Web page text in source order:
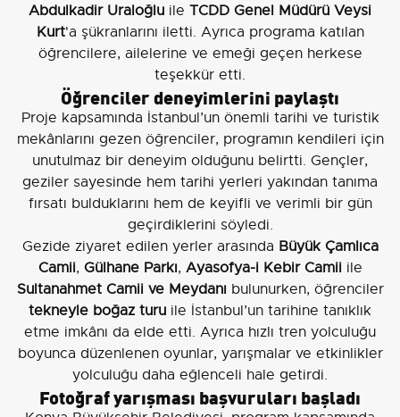
Abdulkadir Uraloğlu ile TCDD Genel Müdürü Veysi
Kurt'a şükranlarını iletti. Ayrıca programa katılan
öğrencilere, ailelerine ve emeği geçen herkese
teşekkür etti.
Öğrenciler deneyimlerini paylaştı
Proje kapsamında İstanbul’un önemli tarihi ve turistik
mekânlarını gezen öğrenciler, programın kendileri için
unutulmaz bir deneyim olduğunu belirtti. Gençler,
geziler sayesinde hem tarihi yerleri yakından tanıma
fırsatı bulduklarını hem de keyifli ve verimli bir gün
geçirdiklerini söyledi.
Gezide ziyaret edilen yerler arasında Büyük Çamlıca
Camii, Gülhane Parkı, Ayasofya-i Kebir Camiiile
Sultanahmet Camii ve Meydanı bulunurken, öğrenciler
tekneyle boğaz turu ile İstanbul’un tarihine tanıklık
etme imkânı da elde etti. Ayrıca hızlı tren yolculuğu
boyunca düzenlenen oyunlar, yarışmalar ve etkinlikler
yolculuğu daha eğlenceli hale getirdi.
Fotoğraf yarışması başvuruları başladı